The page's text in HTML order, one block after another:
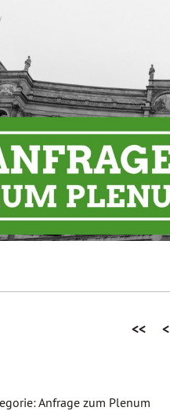
<< <
Anfrage zum Plenum